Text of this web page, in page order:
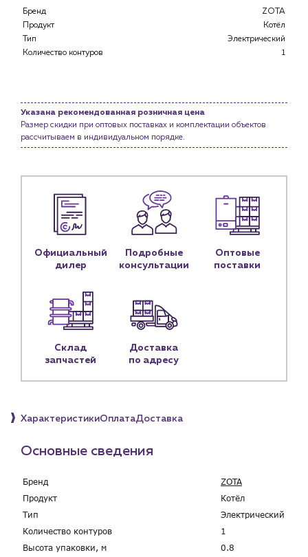
Монтажным бригадам
Предприятиям и юр.лицам
Услуги
Водоснабжение и теплоснабжение
Сервис и обслуживание инженерных систем
Портфолио
Новости
Блог
Личный кабинет
Контакты
sales@profpotok.ru
Бренд
ZOTA
Продукт
Котёл
Тип
Электрический
Количество контуров
1
Указана рекомендованная розничная цена
Размер скидки при оптовых поставках и комплектации объектов
рассчитываем в индивидуальном порядке.
Официальный
дилер
Подробные
консультации
Оптовые
поставки
Склад
запчастей
Доставка
по адресу
ХарактеристикиОплатаДоставка
Основные сведения
Бренд
ZOTA
Продукт
Котёл
Тип
Электрический
Количество контуров
1
Высота упаковки, м
0.8